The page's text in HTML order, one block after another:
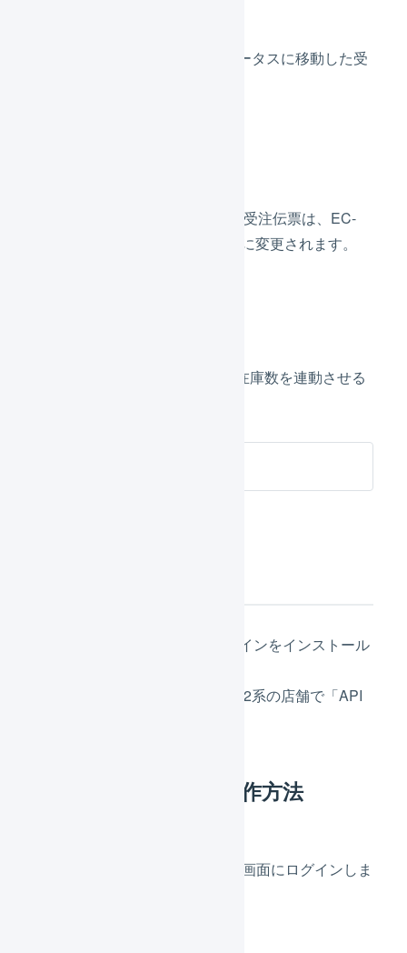
EC-CUBE 2系から指定のステータスに移動した受
LOGILESSで出荷済みになった受注伝票は、EC-
CUBE 2系で指定のステータスに変更されます。
LOGILESSとEC-CUBE 2系の在庫数を連動させる
EC-CUBE 2系にプラグインをインストール
LOGILESSのEC-CUBE 2系の店舗で「API
EC-CUBE 2系での操作方法
EC-CUBE 2系の管理画面にログインしま